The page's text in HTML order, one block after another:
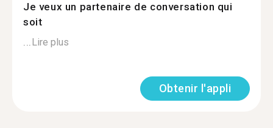
Je veux un partenaire de conversation qui
soit
...Lire plus
Obtenir l'appli